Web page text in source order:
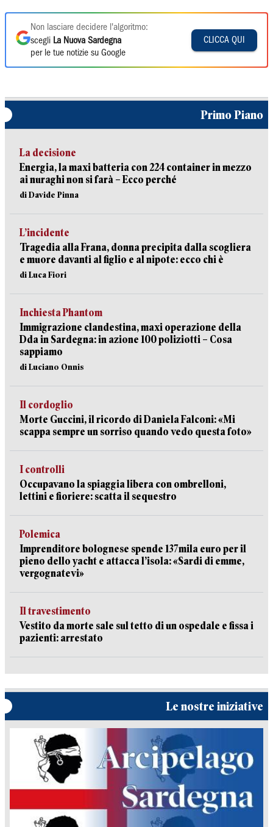
Non lasciare decidere l'algoritmo:
scegli La Nuova Sardegna
per le tue notizie su Google
CLICCA QUI
Primo Piano
La decisione
Energia, la maxi batteria con 224 container in mezzo
ai nuraghi non si farà – Ecco perché
di Davide Pinna
L’incidente
Tragedia alla Frana, donna precipita dalla scogliera
e muore davanti al figlio e al nipote: ecco chi è
di Luca Fiori
Inchiesta Phantom
Immigrazione clandestina, maxi operazione della
Dda in Sardegna: in azione 100 poliziotti – Cosa
sappiamo
di Luciano Onnis
Il cordoglio
Morte Guccini, il ricordo di Daniela Falconi: «Mi
scappa sempre un sorriso quando vedo questa foto»
I controlli
Occupavano la spiaggia libera con ombrelloni,
lettini e fioriere: scatta il sequestro
Polemica
Imprenditore bolognese spende 137mila euro per il
pieno dello yacht e attacca l’isola: «Sardi di emme,
vergognatevi»
Il travestimento
Vestito da morte sale sul tetto di un ospedale e fissa i
pazienti: arrestato
Le nostre iniziative